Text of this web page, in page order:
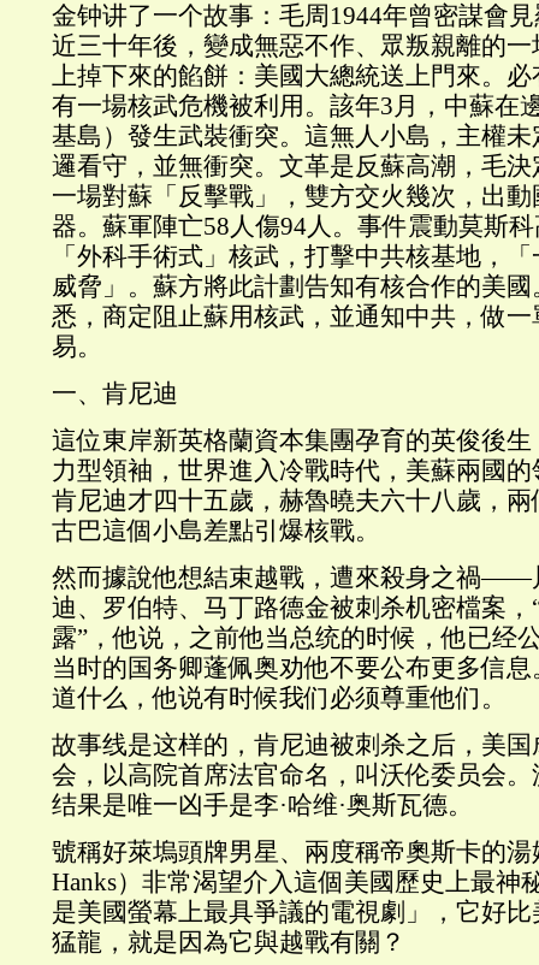
金钟讲了一个故事：毛周1944年曾密謀會
近三十年後，變成無惡不作、眾叛親離的
上掉下來的餡餅：美國大總統送上門來。
有一場核武危機被利用。該年3月，中蘇在
基島）發生武裝衝突。這無人小島，主權
邏看守，並無衝突。文革是反蘇高潮，毛
一場對蘇「反擊戰」，雙方交火幾次，出
器。蘇軍陣亡58人傷94人。事件震動莫斯
「外科手術式」核武，打擊中共核基地，
威脅」。蘇方將此計劃告知有核合作的美
悉，商定阻止蘇用核武，並通知中共，做
易。
一、肯尼迪
這位東岸新英格蘭資本集團孕育的英俊後
力型領袖，世界進入冷戰時代，美蘇兩國
肯尼迪才四十五歲，赫魯曉夫六十八歲，
古巴這個小島差點引爆核戰。
然而據說他想結束越戰，遭來殺身之禍——
迪、罗伯特、马丁路德金被刺杀机密檔案
露”，他说，之前他当总统的时候，他已经
当时的国务卿蓬佩奥劝他不要公布更多信
道什么，他说有时候我们必须尊重他们。
故事线是这样的，肯尼迪被刺杀之后，美
会，以高院首席法官命名，叫沃伦委员会
结果是唯一凶手是李·哈维·奥斯瓦德。
號稱好萊塢頭牌男星、兩度稱帝奧斯卡的湯
Hanks）非常渴望介入這個美國歷史上最神
是美國螢幕上最具爭議的電視劇」，它好
猛龍，就是因為它與越戰有關？